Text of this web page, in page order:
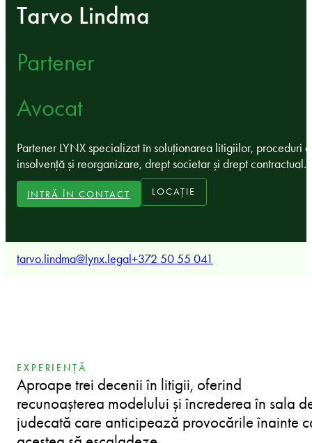
Tarvo Lindma
Partener
Avocat
Partener LYNX specializat în soluționarea litigiilor, proceduri
insolvență și reorganizare, drept societar și drept contractual.
INTRĂ ÎN CONTACT LOCAȚIE
tarvo.lindma@lynx.legal+372 50 55 041
EXPERIENȚĂ
Aproape trei decenii în litigii, oferind
recunoașterea modelului și încrederea în sala
judecată care anticipează provocările înainte